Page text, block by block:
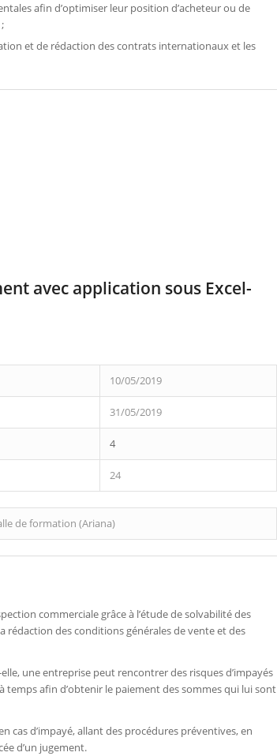
afin d’optimiser leur position d’acheteur ou de
et de rédaction des contrats internationaux et les
avec application sous Excel-
10/05/2019
31/05/2019
4
24
de formation (Ariana)
commerciale grâce à l’étude de solvabilité des
des conditions générales de vente et des
une entreprise peut rencontrer des risques d’impayés
temps afin d’obtenir le paiement des sommes qui lui sont
cas d’impayé, allant des procédures préventives, en
d’un jugement.